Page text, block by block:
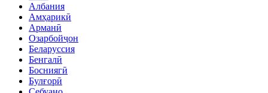
Албания
Амҳарикӣ
Арманӣ
Озарбойҷон
Беларуссия
Бенгалӣ
Босниягӣ
Булғорӣ